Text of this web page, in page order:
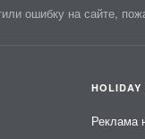
ошибку на сайте,
HOLIDAY
Реклама